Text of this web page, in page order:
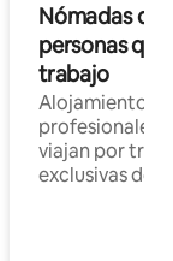
Nómadas
personas
trabajo
Alojamientos
profesionales
viajan por
exclusivas de